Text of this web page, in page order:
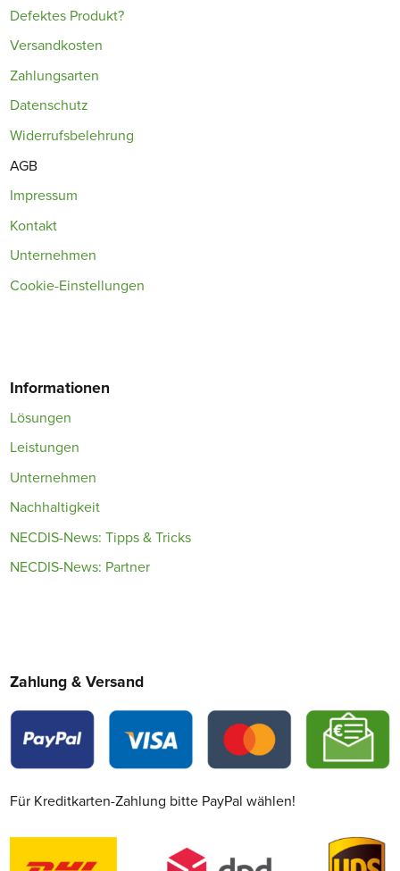
Defektes Produkt?
Versandkosten
Zahlungsarten
Datenschutz
Widerrufsbelehrung
AGB
Impressum
Kontakt
Unternehmen
Cookie-Einstellungen
Informationen
Lösungen
Leistungen
Unternehmen
Nachhaltigkeit
NECDIS-News: Tipps & Tricks
NECDIS-News: Partner
Zahlung & Versand
Für Kreditkarten-Zahlung bitte PayPal wählen!